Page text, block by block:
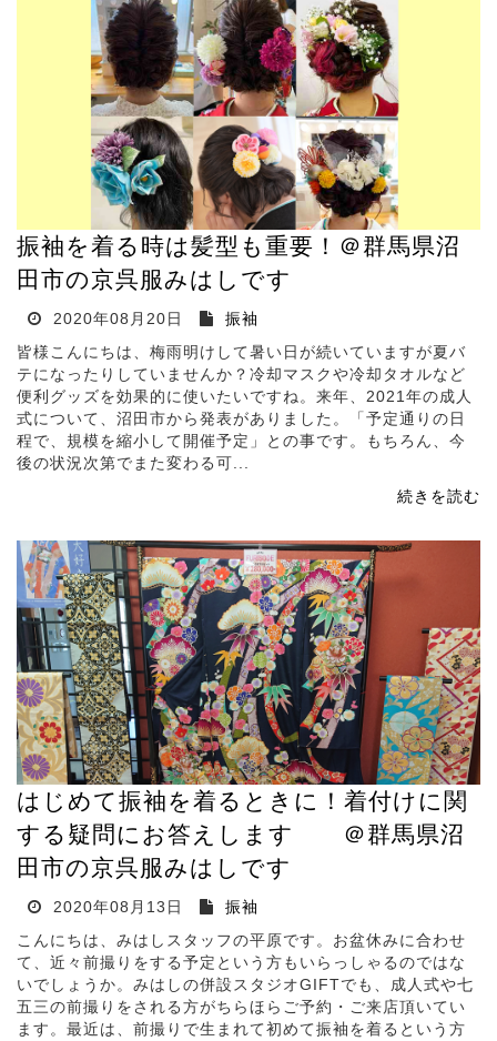
振袖を着る時は髪型も重要！＠群馬県沼
田市の京呉服みはしです
2020年08月20日
振袖
皆様こんにちは、梅雨明けして暑い日が続いていますが夏バ
テになったりしていませんか？冷却マスクや冷却タオルなど
便利グッズを効果的に使いたいですね。来年、2021年の成人
式について、沼田市から発表がありました。「予定通りの日
程で、規模を縮小して開催予定」との事です。もちろん、今
後の状況次第でまた変わる可...
続きを読む
はじめて振袖を着るときに！着付けに関
する疑問にお答えします ＠群馬県沼
田市の京呉服みはしです
2020年08月13日
振袖
こんにちは、みはしスタッフの平原です。お盆休みに合わせ
て、近々前撮りをする予定という方もいらっしゃるのではな
いでしょうか。みはしの併設スタジオGIFTでも、成人式や七
五三の前撮りをされる方がちらほらご予約・ご来店頂いてい
ます。最近は、前撮りで生まれて初めて振袖を着るという方